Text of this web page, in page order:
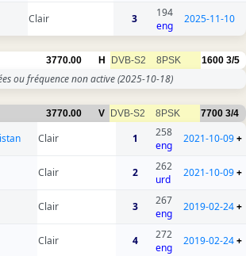
Clair 3
194
eng
2025-11-10
3770.00 H DVB-S2 8PSK 1600 3/5
ou fréquence non active(2025-10-18)
3770.00 V DVB-S2 8PSK 7700 3/4
Clair 1
258
eng
2021-10-09+
Clair 2
262
urd
2021-10-09+
Clair 3
267
eng
2019-02-24+
Clair 4
272
eng
2019-02-24+